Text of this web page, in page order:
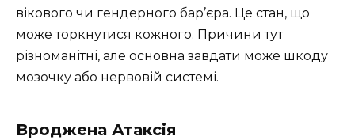
вікового чи гендерного бар’єра. Це стан, що
може торкнутися кожного. Причини тут
різноманітні, але основна завдати може шкоду
мозочку або нервовій системі.
Вроджена Атаксія